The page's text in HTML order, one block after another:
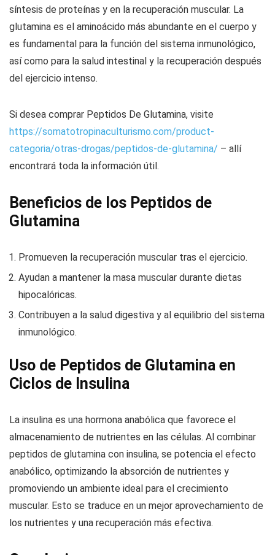
síntesis de proteínas y en la recuperación muscular. La
glutamina es el aminoácido más abundante en el cuerpo y
es fundamental para la función del sistema inmunológico,
así como para la salud intestinal y la recuperación después
del ejercicio intenso.
Si desea comprar Peptidos De Glutamina, visite
https://somatotropinaculturismo.com/product-
categoria/otras-drogas/peptidos-de-glutamina/ – allí
encontrará toda la información útil.
Beneficios de los Peptidos de
Glutamina
Promueven la recuperación muscular tras el ejercicio.
Ayudan a mantener la masa muscular durante dietas
hipocalóricas.
Contribuyen a la salud digestiva y al equilibrio del sistema
inmunológico.
Uso de Peptidos de Glutamina en
Ciclos de Insulina
La insulina es una hormona anabólica que favorece el
almacenamiento de nutrientes en las células. Al combinar
peptidos de glutamina con insulina, se potencia el efecto
anabólico, optimizando la absorción de nutrientes y
promoviendo un ambiente ideal para el crecimiento
muscular. Esto se traduce en un mejor aprovechamiento de
los nutrientes y una recuperación más efectiva.